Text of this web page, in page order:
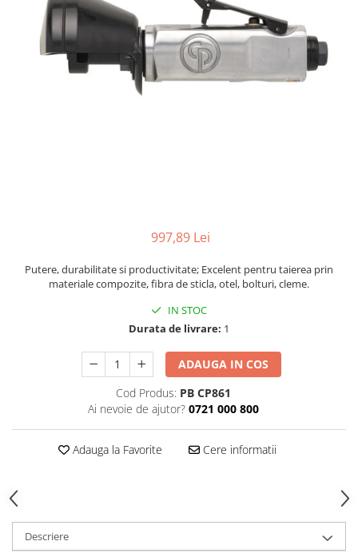
Bormasini pneumatice
Chei pneumatice cu impact
Ciocane daltuitoare pneumatice
Polizoare unghiulare pneumatice
Polizoare verticale
Slefuitoare pneumatice
Surubelnite pneumatice
Tăiere și nituire pneumatică
997,89 Lei
Putere, durabilitate si productivitate; Excelent pentru taierea prin
materiale compozite, fibra de sticla, otel, bolturi, cleme.
IN STOC
Durata de livrare: 1
ADAUGA IN COS
Cod Produs: PB CP861
Ai nevoie de ajutor? 0721 000 800
Adauga la Favorite Cere informatii
Descriere